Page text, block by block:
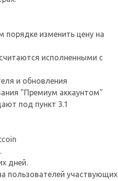
порядке изменить цену на
исполненными с
и обновления
"Премиум аккаунтом"
под пункт 3.1
дней.
пользователей участвующих